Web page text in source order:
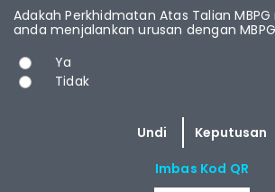
Adakah Perkhidmatan Atas Talian
anda menjalankan urusan dengan
Pilihan
Ya
Tidak
Imbas Kod QR